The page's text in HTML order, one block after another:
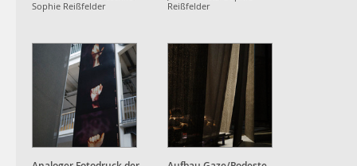
Sophie Reißfelder
Reißfelder